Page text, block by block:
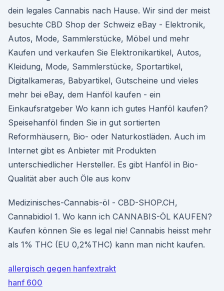
dein legales Cannabis nach Hause. Wir sind der meist
besuchte CBD Shop der Schweiz eBay - Elektronik,
Autos, Mode, Sammlerstücke, Möbel und mehr
Kaufen und verkaufen Sie Elektronikartikel, Autos,
Kleidung, Mode, Sammlerstücke, Sportartikel,
Digitalkameras, Babyartikel, Gutscheine und vieles
mehr bei eBay, dem Hanföl kaufen - ein
Einkaufsratgeber Wo kann ich gutes Hanföl kaufen?
Speisehanföl finden Sie in gut sortierten
Reformhäusern, Bio- oder Naturkostläden. Auch im
Internet gibt es Anbieter mit Produkten
unterschiedlicher Hersteller. Es gibt Hanföl in Bio-
Qualität aber auch Öle aus konv
Medizinisches-Cannabis-öl - CBD-SHOP.CH,
Cannabidiol 1. Wo kann ich CANNABIS-ÖL KAUFEN?
Kaufen können Sie es legal nie! Cannabis heisst mehr
als 1% THC (EU 0,2%THC) kann man nicht kaufen.
allergisch gegen hanfextrakt
hanf 600